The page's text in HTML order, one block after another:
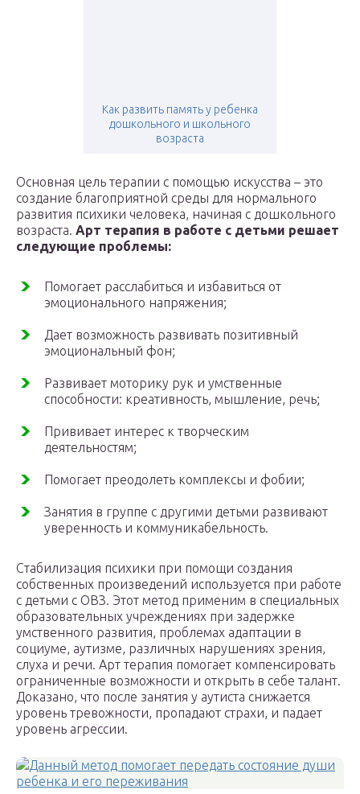
Как развить память у ребенка
дошкольного и школьного
возраста
Основная цель терапии с помощью искусства – это
создание благоприятной среды для нормального
развития психики человека, начиная с дошкольного
возраста. Арт терапия в работе с детьми решает
следующие проблемы:
Помогает расслабиться и избавиться от
эмоционального напряжения;
Дает возможность развивать позитивный
эмоциональный фон;
Развивает моторику рук и умственные
способности: креативность, мышление, речь;
Прививает интерес к творческим
деятельностям;
Помогает преодолеть комплексы и фобии;
Занятия в группе с другими детьми развивают
уверенность и коммуникабельность.
Стабилизация психики при помощи создания
собственных произведений используется при работе
с детьми с ОВЗ. Этот метод применим в специальных
образовательных учреждениях при задержке
умственного развития, проблемах адаптации в
социуме, аутизме, различных нарушениях зрения,
слуха и речи. Арт терапия помогает компенсировать
ограниченные возможности и открыть в себе талант.
Доказано, что после занятия у аутиста снижается
уровень тревожности, пропадают страхи, и падает
уровень агрессии.